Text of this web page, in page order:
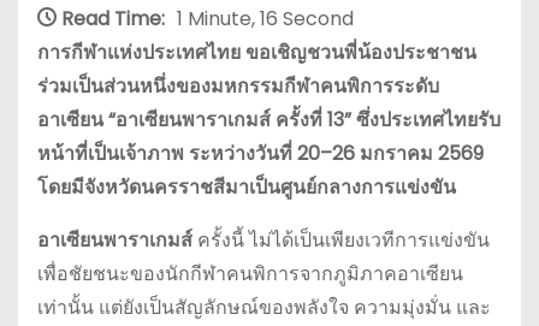
Read Time: 1 Minute, 16 Second
การกีฬาแห่งประเทศไทย ขอเชิญชวนพี่น้องประชาชน
ร่วมเป็นส่วนหนึ่งของมหกรรมกีฬาคนพิการระดับ
อาเซียน “อาเซียนพาราเกมส์ ครั้งที่ 13” ซึ่งประเทศไทยรับ
หน้าที่เป็นเจ้าภาพ ระหว่างวันที่ 20–26 มกราคม 2569
โดยมีจังหวัดนครราชสีมาเป็นศูนย์กลางการแข่งขัน
อาเซียนพาราเกมส์ ครั้งนี้ ไม่ได้เป็นเพียงเวทีการแข่งขัน
เพื่อชัยชนะของนักกีฬาคนพิการจากภูมิภาคอาเซียน
เท่านั้น แต่ยังเป็นสัญลักษณ์ของพลังใจ ความมุ่งมั่น และ